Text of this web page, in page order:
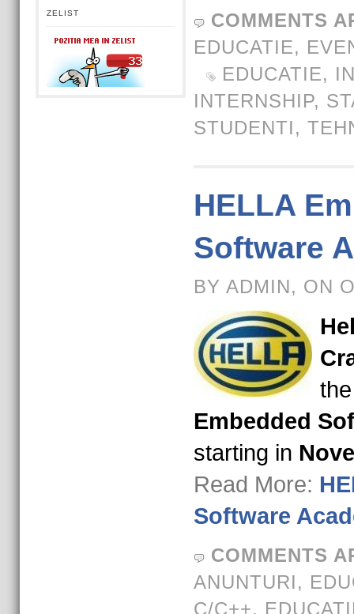
ZELIST
COMMENTS
EDUCATIE,
EDUCATIE,
INTERNSHIP,
STUDENTI,
HELLA
Software
BY ADMIN, ON
Embedded
starting in
Read More:
Software
COMMENTS
ANUNTURI,
C/C++,